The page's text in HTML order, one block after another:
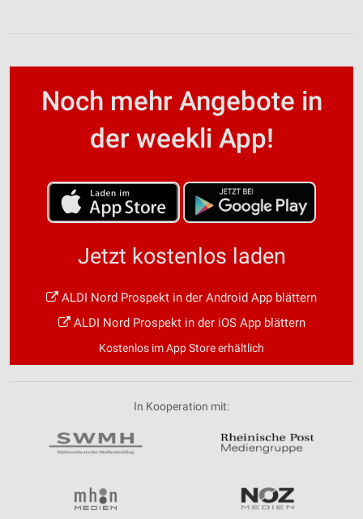
Noch mehr Angebote in
der weekli App!
Jetzt kostenlos laden
ALDI Nord Prospekt in der Android App blättern
ALDI Nord Prospekt in der iOS App blättern
Kostenlos im App Store erhältlich
In Kooperation mit: